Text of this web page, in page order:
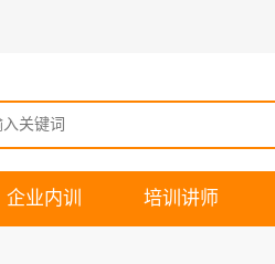
企业内训 培训讲师